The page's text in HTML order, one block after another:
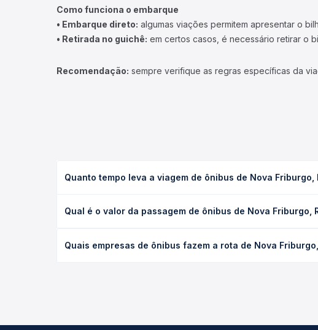
Como funciona o embarque
• Embarque direto: algumas viações permitem apresentar o
• Retirada no guichê: em certos casos, é necessário retirar o
Recomendação: sempre verifique as regras específicas da
Quanto tempo leva a viagem de ônibus de Nova
(convencional, executivo ou leito) e as condições de
Qual é o valor da passagem de ônibus de Nova
empresa, o tipo de poltrona e a antecedência da compra.
Quais empresas de ônibus fazem a rota de Nova